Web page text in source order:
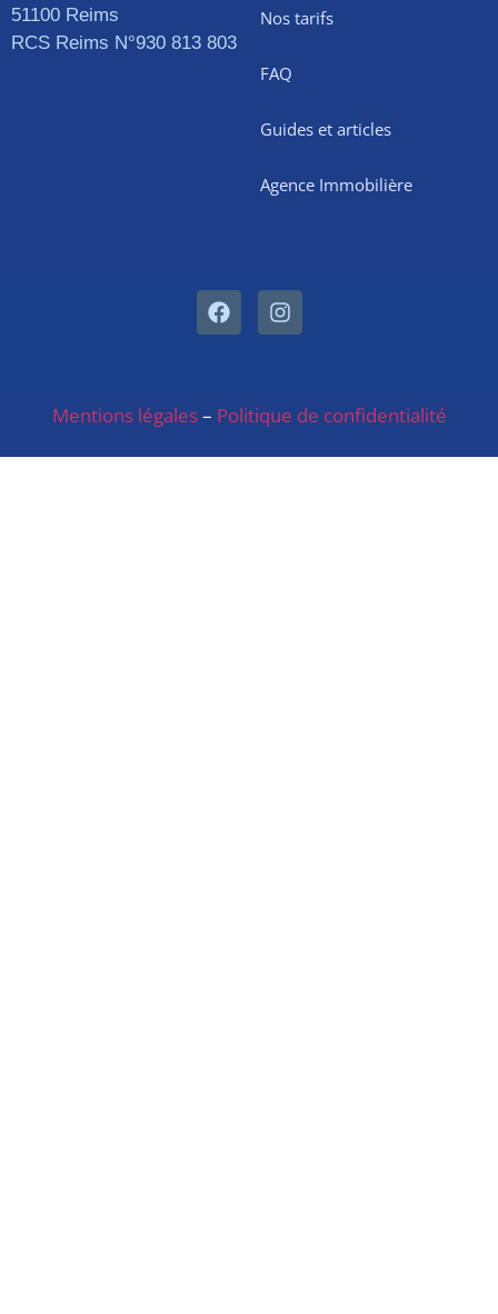
51100 Reims
RCS Reims N°930 813 803
Nos tarifs
FAQ
Guides et articles
Agence Immobilière
Mentions légales– Politique de confidentialité